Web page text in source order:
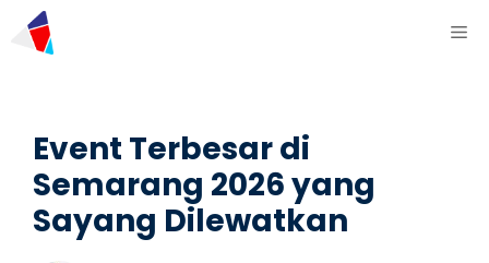
Event Terbesar di
Semarang 2026 yang
Sayang Dilewatkan